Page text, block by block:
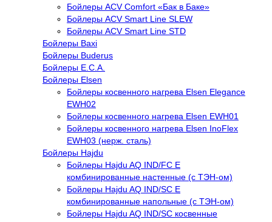
Бойлеры ACV Comfort «Бак в Баке»
Бойлеры ACV Smart Line SLEW
Бойлеры ACV Smart Line STD
Бойлеры Baxi
Бойлеры Buderus
Бойлеры E.C.A.
Бойлеры Elsen
Бойлеры косвенного нагрева Elsen Elegance
EWH02
Бойлеры косвенного нагрева Elsen EWH01
Бойлеры косвенного нагрева Elsen InoFlex
EWH03 (нерж. сталь)
Бойлеры Hajdu
Бойлеры Hajdu AQ IND/FC E
комбинированные настенные (с ТЭН-ом)
Бойлеры Hajdu AQ IND/SC E
комбинированные напольные (с ТЭН-ом)
Бойлеры Hajdu AQ IND/SC косвенные